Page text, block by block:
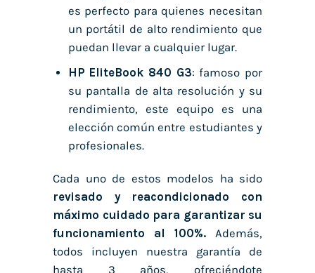
es perfecto para quienes necesitan
un portátil de alto rendimiento que
puedan llevar a cualquier lugar.
HP EliteBook 840 G3: famoso por
su pantalla de alta resolución y su
rendimiento, este equipo es una
elección común entre estudiantes y
profesionales.
Cada uno de estos modelos ha sido
revisado y reacondicionado con
máximo cuidado para garantizar su
funcionamiento al 100%. Además,
todos incluyen nuestra garantía de
hasta 3 años, ofreciéndote